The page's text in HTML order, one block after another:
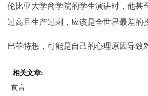
伦比亚大学商学院的学生演讲时，他
过高且生产过剩，应该是全世界最差的
巴菲特想，可能是自己的心理原因导致
相关文章:
前言